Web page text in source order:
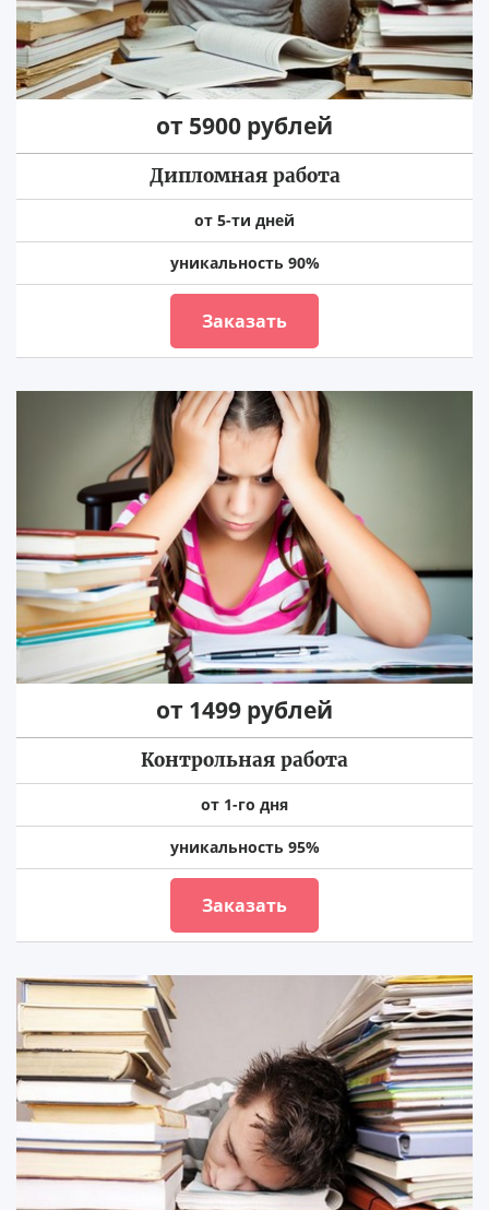
от 5900 рублей
Дипломная работа
от 5-ти дней
уникальность 90%
Заказать
от 1499 рублей
Контрольная работа
от 1-го дня
уникальность 95%
Заказать